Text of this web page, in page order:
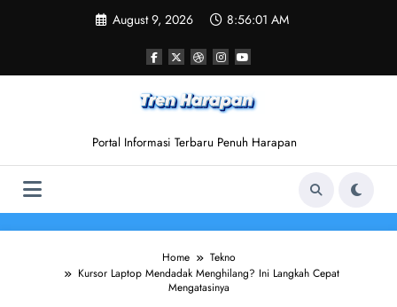
August 9, 2026 8:56:02 AM
Portal Informasi Terbaru Penuh Harapan
Home
Tekno
Kursor Laptop Mendadak Menghilang? Ini Langkah Cepat
Mengatasinya